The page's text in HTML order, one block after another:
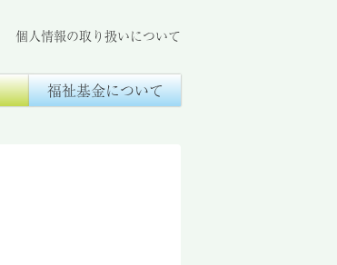
個人情報の取り扱いについて
福祉基金について